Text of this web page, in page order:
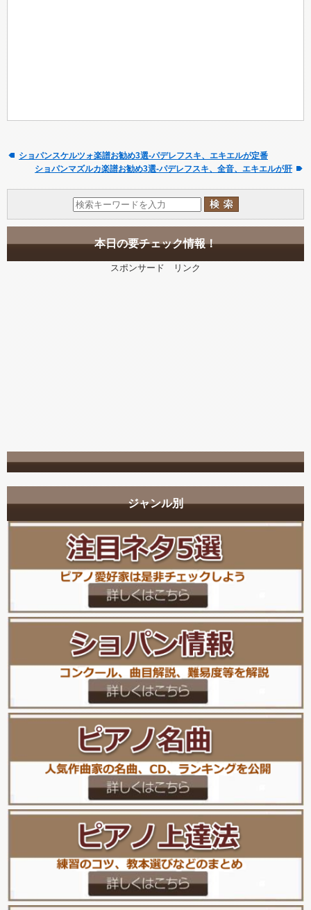
ショパンスケルツォ楽譜お勧め3選-パデレフスキ、エキエルが定番
ショパンマズルカ楽譜お勧め3選-パデレフスキ、全音、エキエルが肝
本日の要チェック情報！
スポンサード リンク
ジャンル別